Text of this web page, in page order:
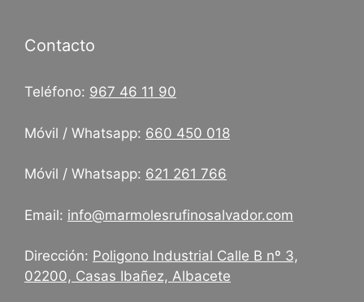
Contacto
Teléfono: 967 46 11 90
Móvil / Whatsapp: 660 450 018
Móvil / Whatsapp: 621 261 766
Email: info@marmolesrufinosalvador.com
Dirección: Poligono Industrial Calle B nº 3,
02200, Casas Ibañez, Albacete